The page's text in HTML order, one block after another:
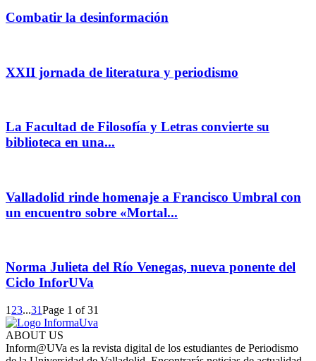
Combatir la desinformación
XXII jornada de literatura y periodismo
La Facultad de Filosofía y Letras convierte su
biblioteca en una...
Valladolid rinde homenaje a Francisco Umbral con
un encuentro sobre «Mortal...
Norma Julieta del Río Venegas, nueva ponente del
Ciclo InforUVa
1 23...31Page 1 of 31
ABOUT US
Inform@UVa es la revista digital de los estudiantes de Periodismo